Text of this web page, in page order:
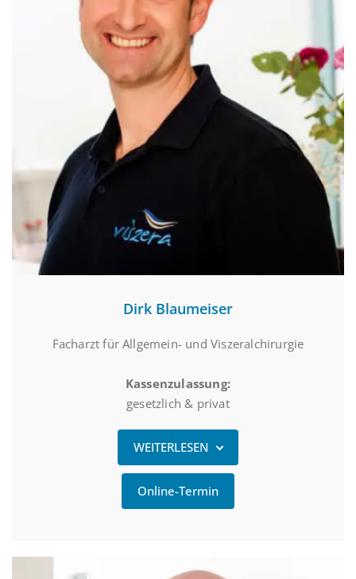
Dirk Blaumeiser
Facharzt für Allgemein- und Viszeralchirurgie
Kassenzulassung:
gesetzlich & privat
WEITERLESEN
Online-Termin